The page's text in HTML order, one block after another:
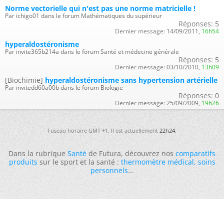
Norme vectorielle qui n'est pas une norme matricielle !
Par ichigo01 dans le forum Mathématiques du supérieur
Réponses: 5
Dernier message: 14/09/2011, 16h54
hyperaldostéronisme
Par invite365b214a dans le forum Santé et médecine générale
Réponses: 5
Dernier message: 03/10/2010, 13h09
[Biochimie] hyperaldostéronisme sans hypertension artérielle
Par invitedd60a00b dans le forum Biologie
Réponses: 0
Dernier message: 25/09/2009, 19h26
Fuseau horaire GMT +1. Il est actuellement22h24.
Dans la rubriqueSantéde Futura, découvrez noscomparatifs
produitssur le sport et la santé :thermomètre médical,soins
personnels...